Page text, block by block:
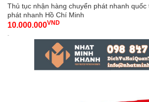
Thủ tục nhận hàng chuyển phát nhanh quốc
phát nhanh Hồ Chí Minh
10.000.000VND
-